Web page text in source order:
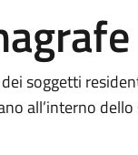
soggetti
all’interno